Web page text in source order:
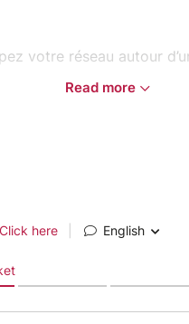
votre réseau autour
dirigeants et
horizons.
Read more